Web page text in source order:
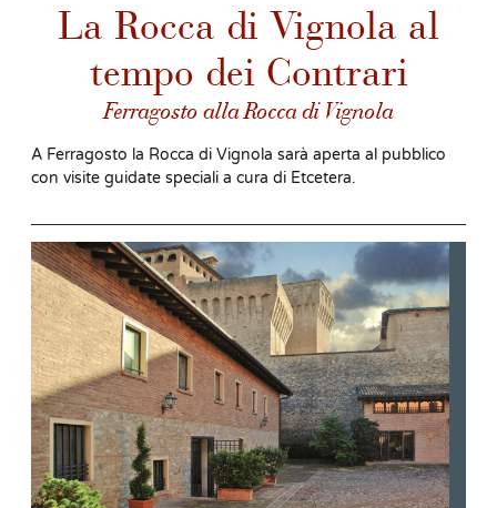
La Rocca di Vignola al
tempo dei Contrari
Ferragosto alla Rocca di Vignola
A Ferragosto la Rocca di Vignola sarà aperta al pubblico
con visite guidate speciali a cura di Etcetera.